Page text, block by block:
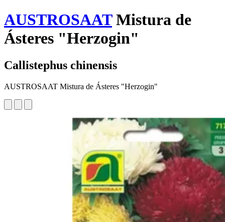
AUSTROSAATMistura de
Ásteres "Herzogin"
Callistephus chinensis
AUSTROSAAT Mistura de Ásteres "Herzogin"